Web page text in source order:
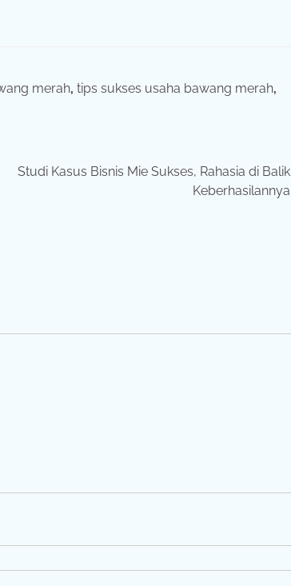
merah, tips sukses usaha bawang merah,
Studi Kasus Bisnis Mie Sukses, Rahasia di Balik
Keberhasilannya